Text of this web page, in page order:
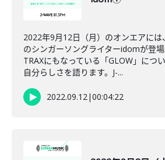
2022年9月12日（月）のオンエアに
のシンガーソングライターidomが登
TRAXにもなっている「GLOW」につ
自分らしさを語ります。J-...
2022.09.12|00:04:22